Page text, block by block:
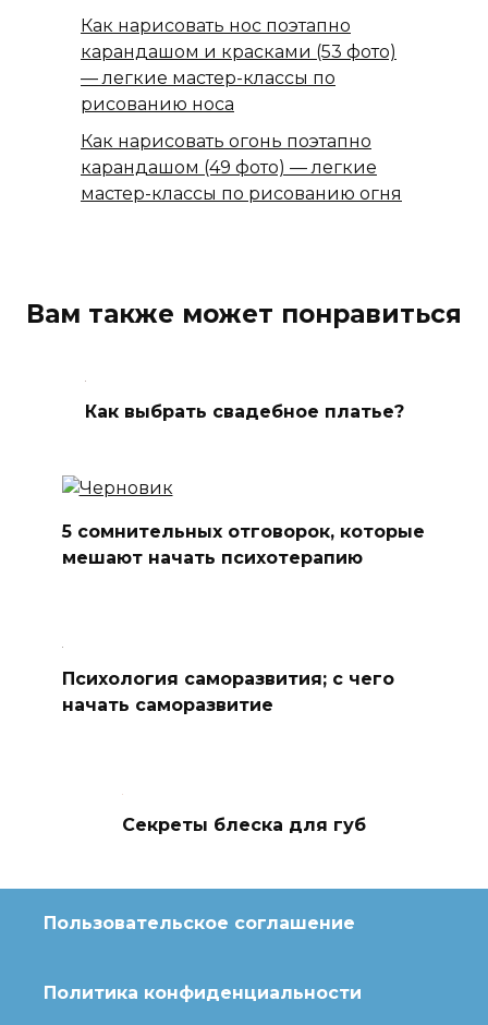
Как нарисовать нос поэтапно
карандашом и красками (53 фото)
— легкие мастер-классы по
рисованию носа
Как нарисовать огонь поэтапно
карандашом (49 фото) — легкие
мастер-классы по рисованию огня
Вам также может понравиться
Как выбрать свадебное платье?
5 сомнительных отговорок, которые
мешают начать психотерапию
Психология саморазвития; с чего
начать саморазвитие
Секреты блеска для губ
Пользовательское соглашение
Политика конфиденциальности